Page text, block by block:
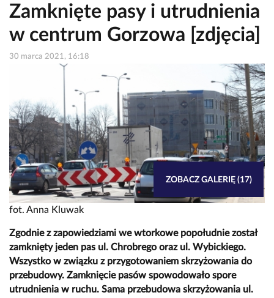
Zamknięte pasy i utrudnienia
w centrum Gorzowa [zdjęcia]
30 marca 2021, 16:18
fot. Anna Kluwak
ZOBACZ GALERIĘ (17)
Zgodnie z zapowiedziami we wtorkowe popołudnie został
zamknięty jeden pas ul. Chrobrego oraz ul. Wybickiego.
Wszystko w związku z przygotowaniem skrzyżowania do
przebudowy. Zamknięcie pasów spowodowało spore
utrudnienia w ruchu. Sama przebudowa skrzyżowania ul.